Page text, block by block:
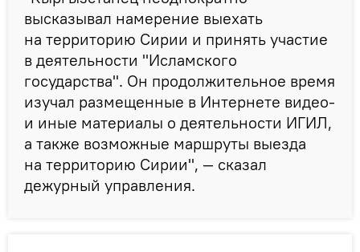
высказывал намерение выехать
на территорию Сирии и принять участие
в деятельности "Исламского
государства". Он продолжительное время
изучал размещенные в Интернете видео-
и иные материалы о деятельности ИГИЛ,
а также возможные маршруты выезда
на территорию Сирии", — сказал
дежурный управления.